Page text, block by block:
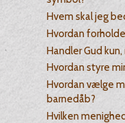
Hvem skal jeg
Hvordan
Handler Gud kun,
Hvordan styre
Hvordan vælge
barnedåb?
Hvilken